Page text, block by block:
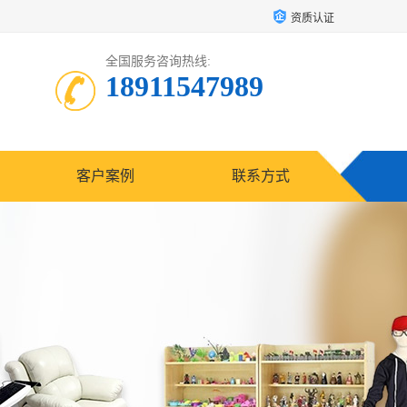
资质认证
全国服务咨询热线:
18911547989
客户案例 联系方式